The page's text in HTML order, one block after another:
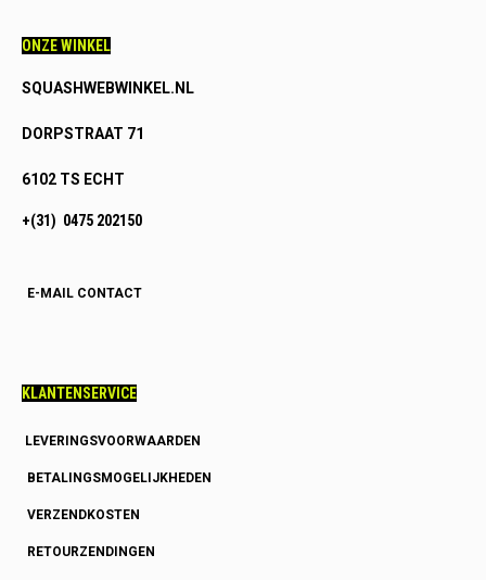
ONZE WINKEL
SQUASHWEBWINKEL.NL
DORPSTRAAT 71
6102 TS ECHT
+(31) 0475 202150
E-MAIL CONTACT
KLANTENSERVICE
LEVERINGSVOORWAARDEN
BETALINGSMOGELIJKHEDEN
VERZENDKOSTEN
RETOURZENDINGEN